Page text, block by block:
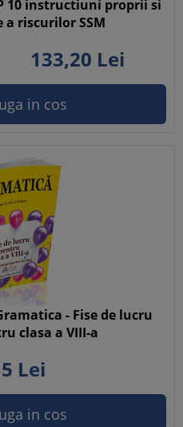
10 instructiuni proprii si
a riscurilor SSM
133,20 Lei
in cos
- Fise de lucru
clasa a VIII-a
Lei
in cos